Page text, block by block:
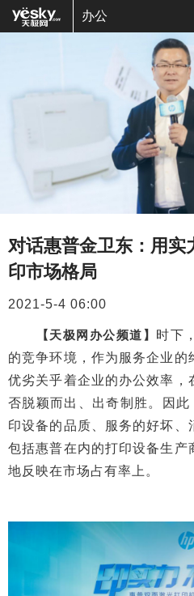
办公
对话惠普金卫东：用实
印市场格局
2021-5-4 06:00
【天极网办公频道】 时下
的竞争环境，作为服务企业的
优劣关乎着企业的办公效率，
否脱颖而出、出奇制胜。因此
印设备的品质、服务的好坏、
包括惠普在内的打印设备生产
地反映在市场占有率上。